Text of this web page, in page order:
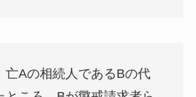
亡Aの相続人であるBの代